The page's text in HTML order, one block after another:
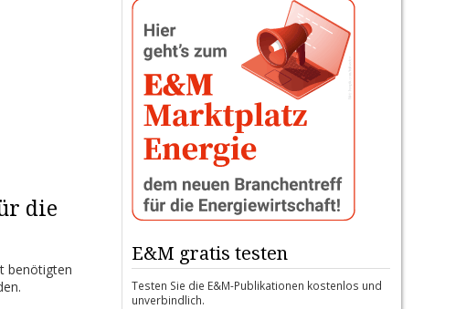
die
benötigten
E&M gratis testen
Testen Sie die E&M-Publikationen kostenlos und
unverbindlich.